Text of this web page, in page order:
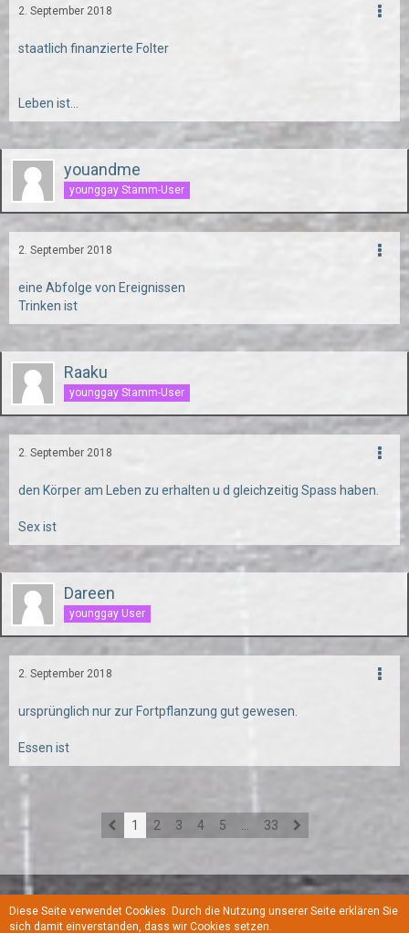
2. September 2018
staatlich finanzierte Folter
Leben ist...
youandme
younggay Stamm-User
2. September 2018
eine Abfolge von Ereignissen
Trinken ist
Raaku
younggay Stamm-User
2. September 2018
den Körper am Leben zu erhalten u d gleichzeitig Spass haben.
Sex ist
Dareen
younggay User
2. September 2018
ursprünglich nur zur Fortpflanzung gut gewesen.
Essen ist
1 2 3 4 5 33
Regeln Datenschutzerklärung Kontakt
Diese Seite verwendet Cookies. Durch die Nutzung unserer Seite erklären Sie
sich damit einverstanden, dass wir Cookies setzen.